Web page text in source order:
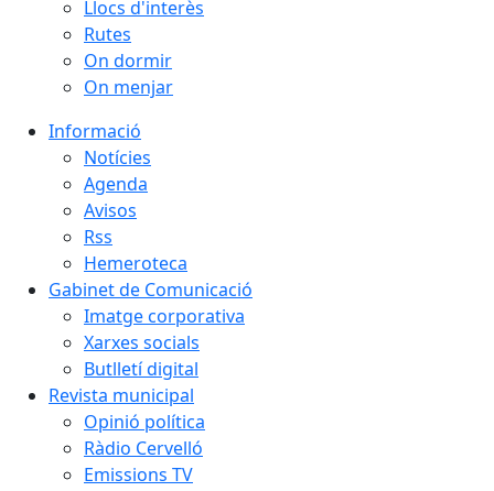
Llocs d'interès
Rutes
On dormir
On menjar
Informació
Notícies
Agenda
Avisos
Rss
Hemeroteca
Gabinet de Comunicació
Imatge corporativa
Xarxes socials
Butlletí digital
Revista municipal
Opinió política
Ràdio Cervelló
Emissions TV